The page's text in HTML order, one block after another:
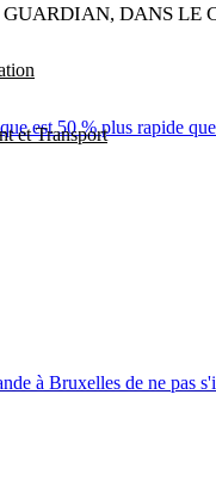
et Transport
DANS
est 50 % plus rapide
à Bruxelles de ne pas